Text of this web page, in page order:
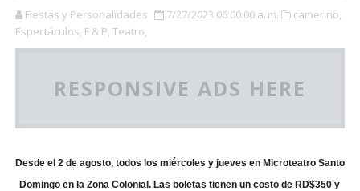
Fiestas y Personalidades 7/27/2023 06:00:00 a. m.
camerino,
Espectáculos, F & P, Teatro,
RESPONSIVE ADS HERE
Desde el 2 de agosto, todos los miércoles y jueves en Microteatro Santo
Domingo en la Zona Colonial. Las boletas tienen un costo de RD$350 y